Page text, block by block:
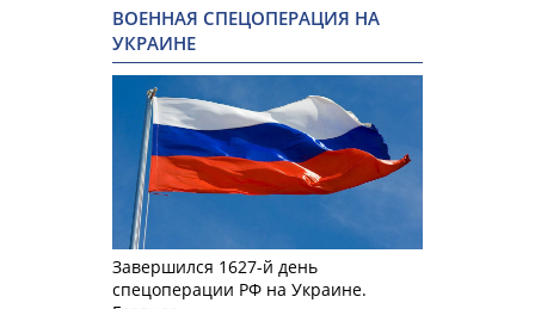
ВОЕННАЯ СПЕЦОПЕРАЦИЯ НА
УКРАИНЕ
Завершился 1627-й день
спецоперации РФ на Украине.